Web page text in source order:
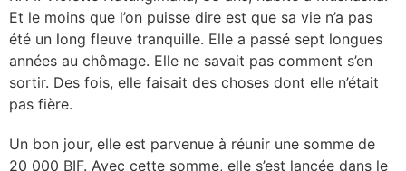
Et le moins que l’on puisse dire est que sa vie n’a pas
été un long fleuve tranquille. Elle a passé sept longues
années au chômage. Elle ne savait pas comment s’en
sortir. Des fois, elle faisait des choses dont elle n’était
pas fière.
Un bon jour, elle est parvenue à réunir une somme de
20 000 BIF. Avec cette somme, elle s’est lancée dans le